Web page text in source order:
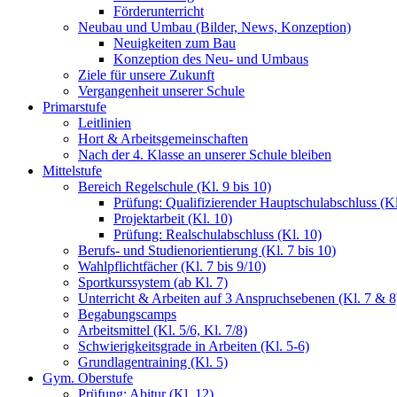
Förderunterricht
Neubau und Umbau (Bilder, News, Konzeption)
Neuigkeiten zum Bau
Konzeption des Neu- und Umbaus
Ziele für unsere Zukunft
Vergangenheit unserer Schule
Primarstufe
Leitlinien
Hort & Arbeitsgemeinschaften
Nach der 4. Klasse an unserer Schule bleiben
Mittelstufe
Bereich Regelschule (Kl. 9 bis 10)
Prüfung: Qualifizierender Hauptschulabschluss
Projektarbeit (Kl. 10)
Prüfung: Realschulabschluss (Kl. 10)
Berufs- und Studienorientierung (Kl. 7 bis 10)
Wahlpflichtfächer (Kl. 7 bis 9/10)
Sportkurssystem (ab Kl. 7)
Unterricht & Arbeiten auf 3 Anspruchsebenen (Kl. 7 &
Begabungscamps
Arbeitsmittel (Kl. 5/6, Kl. 7/8)
Schwierigkeitsgrade in Arbeiten (Kl. 5-6)
Grundlagentraining (Kl. 5)
Gym. Oberstufe
Prüfung: Abitur (Kl. 12)